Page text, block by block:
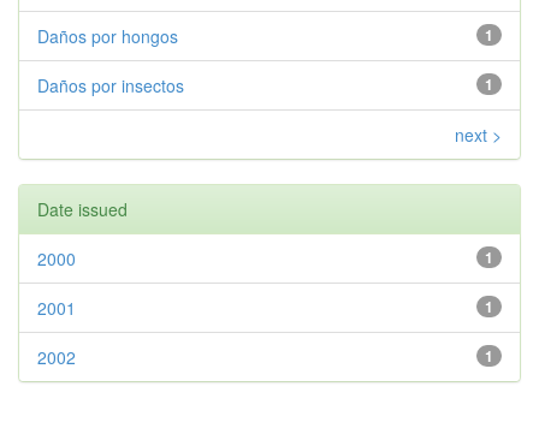
1
Daños por hongos
1
Daños por insectos
next >
Date issued
1
2000
1
2001
1
2002